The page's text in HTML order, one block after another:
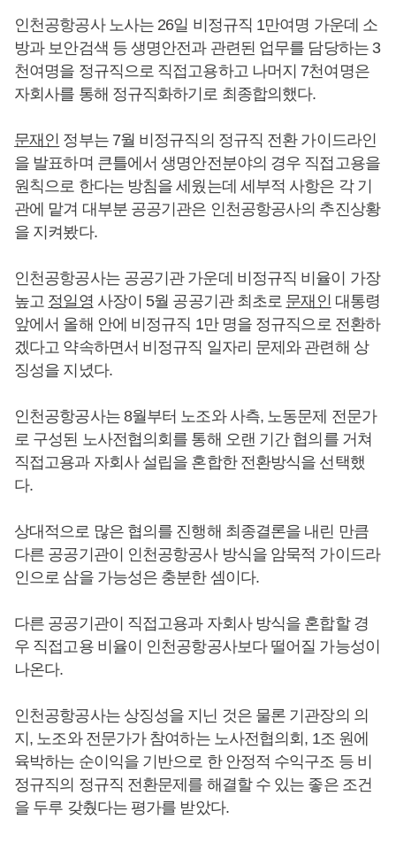
인천공항공사 노사는 26일 비정규직 1만여명 가운데 소
방과 보안검색 등 생명안전과 관련된 업무를 담당하는 3
천여명을 정규직으로 직접고용하고 나머지 7천여명은
자회사를 통해 정규직화하기로 최종합의했다.
문재인 정부는 7월 비정규직의 정규직 전환 가이드라인
을 발표하며 큰틀에서 생명안전분야의 경우 직접고용을
원칙으로 한다는 방침을 세웠는데 세부적 사항은 각 기
관에 맡겨 대부분 공공기관은 인천공항공사의 추진상황
을 지켜봤다.
인천공항공사는 공공기관 가운데 비정규직 비율이 가장
높고 정일영 사장이 5월 공공기관 최초로 문재인 대통령
앞에서 올해 안에 비정규직 1만 명을 정규직으로 전환하
겠다고 약속하면서 비정규직 일자리 문제와 관련해 상
징성을 지녔다.
인천공항공사는 8월부터 노조와 사측, 노동문제 전문가
로 구성된 노사전협의회를 통해 오랜 기간 협의를 거쳐
직접고용과 자회사 설립을 혼합한 전환방식을 선택했
다.
상대적으로 많은 협의를 진행해 최종결론을 내린 만큼
다른 공공기관이 인천공항공사 방식을 암묵적 가이드라
인으로 삼을 가능성은 충분한 셈이다.
다른 공공기관이 직접고용과 자회사 방식을 혼합할 경
우 직접고용 비율이 인천공항공사보다 떨어질 가능성이
나온다.
인천공항공사는 상징성을 지닌 것은 물론 기관장의 의
지, 노조와 전문가가 참여하는 노사전협의회, 1조 원에
육박하는 순이익을 기반으로 한 안정적 수익구조 등 비
정규직의 정규직 전환문제를 해결할 수 있는 좋은 조건
을 두루 갖췄다는 평가를 받았다.